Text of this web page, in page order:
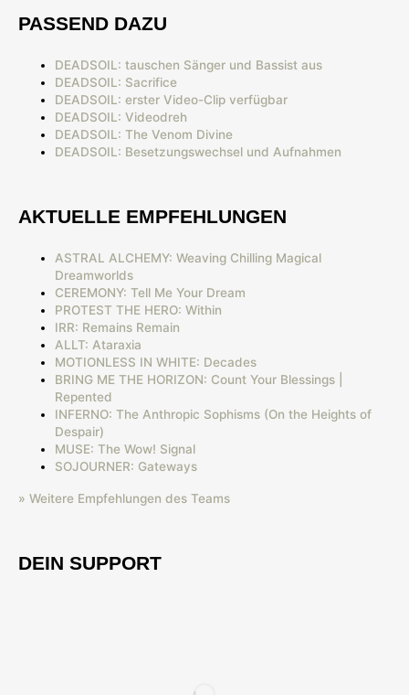
PASSEND DAZU
DEADSOIL: tauschen Sänger und Bassist aus
DEADSOIL: Sacrifice
DEADSOIL: erster Video-Clip verfügbar
DEADSOIL: Videodreh
DEADSOIL: The Venom Divine
DEADSOIL: Besetzungswechsel und Aufnahmen
AKTUELLE EMPFEHLUNGEN
ASTRAL ALCHEMY: Weaving Chilling Magical
Dreamworlds
CEREMONY: Tell Me Your Dream
PROTEST THE HERO: Within
IRR: Remains Remain
ALLT: Ataraxia
MOTIONLESS IN WHITE: Decades
BRING ME THE HORIZON: Count Your Blessings |
Repented
INFERNO: The Anthropic Sophisms (On the Heights of
Despair)
MUSE: The Wow! Signal
SOJOURNER: Gateways
» Weitere Empfehlungen des Teams
DEIN SUPPORT